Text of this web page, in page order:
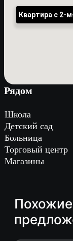
Квартира с 2-
Рядом
Школа
Детский сад
Больница
Торговый центр
Магазины
Похожие